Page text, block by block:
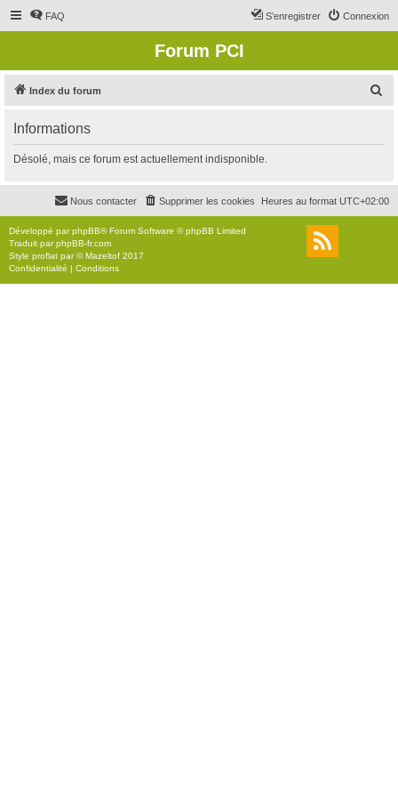
FAQ Connexion
S’enregistrer
Forum PCI
Index du forum
r
c
r
Informations
Désolé, mais ce forum est actuellement indisponible.
Heures au format UTC+02:00
Supprimer les cookies
Nous contacter
Développé parphpBB® Forum Software © phpBB Limited
Traduit parphpBB-fr.com
Style proflat par ©Mazeltof 2017
Confidentialité | Conditions